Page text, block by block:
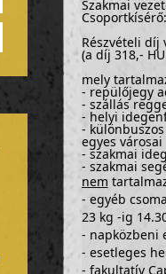
Szakmai
Részvételi
(a díj 318,-
mely
- repülőjegy
- szállás
- helyi
-
egyes városai
- szakmai
- szakmai
nem
- egyéb
23 kg -ig
- napközbeni
- esetleges
- fakultatív